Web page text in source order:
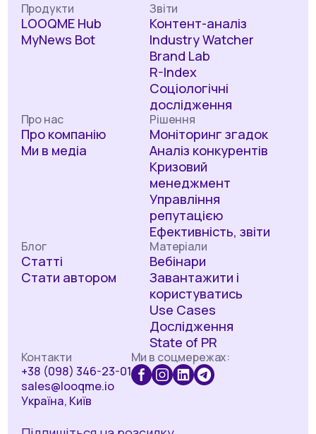
Продукти
LOOQME Hub
MyNews Bot
Звіти
Контент-аналіз
Industry Watcher
Brand Lab
R-Index
Соціологічні
дослідження
Рішення
Моніторинг згадок
Аналіз конкурентів
Кризовий
менеджмент
Управління
репутацією
Ефективність, звіти
Про нас
Про компанію
Ми в медіа
Матеріали
Вебінари
Завантажити і
користуватись
Use Cases
Дослідження
State of PR
Блог
Статті
Стати автором
Контакти
+38 (098) 346-23-01
sales@looqme.io
Україна, Київ
Ми в соцмережах: